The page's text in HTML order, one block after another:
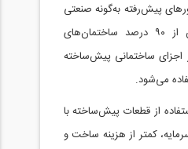
پیش‌رفته به‌گونه صنعتی
تولید شده و در بیش‌ از ۹۰ درصد ساختمان‌های‌
اجزای ساختمانی پیش‌ساخته
می‌شود.
از قطعات پیش‌ساخته با
کمتر از هزینه ساخت و